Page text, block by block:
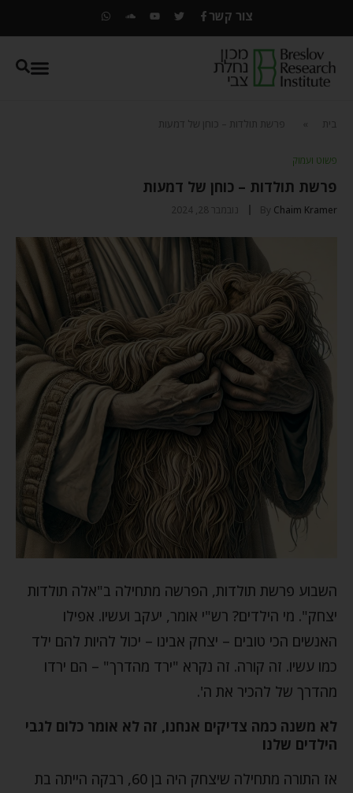
צור קשר
» פרשת תולדות – כוחן של דמעות
פשוט ועמוק
פרשת תולדות – כוחן של דמעות
ByChaim Kramer נובמבר 28, 2024
השבוע פרשת תולדות, הפרשה מתחילה ב"אלה תולדות
יצחק". מי הילדים? רש"י אומר, יעקב ועשיו. אפילו
האנשים הכי טובים – יצחק אבינו – יכול להיות להם ילד
כמו עשיו. זה קורה. זה נקרא "ירד מהדרך" – הם ירדו
מהדרך של להכיר את ה'.
לא משנה כמה צדיקים אנחנו, זה לא אומר כלום לגבי
הילדים שלנו
אז התורה מתחילה שיצחק היה בן 60, רבקה הייתה בת